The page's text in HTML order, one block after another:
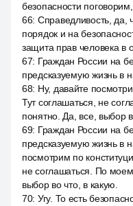
безопасности
66: Справедливость, да,
порядок и на
защита прав человека в
67: Граждан России на
предсказуемую жизнь в
68: Ну, давайте
Тут соглашаться, не
понятно. Да, все, выбор
69: Граждан России на
предсказуемую жизнь в
посмотрим по
не соглашаться. По
выбор во что, в какую.
70: Угу. То есть